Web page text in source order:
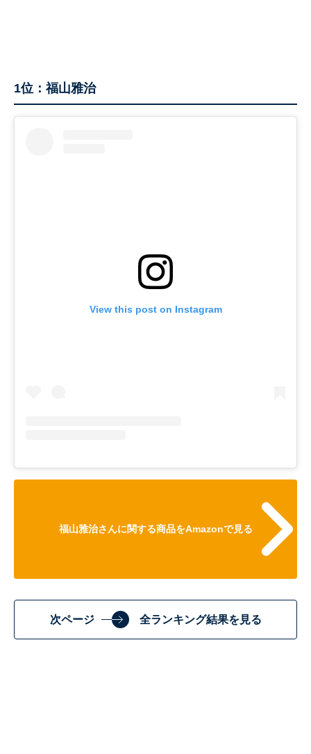
1位：福山雅治
View this post on Instagram
福山雅治さんに関する商品をAmazonで見る
次ページ 全ランキング結果を見る